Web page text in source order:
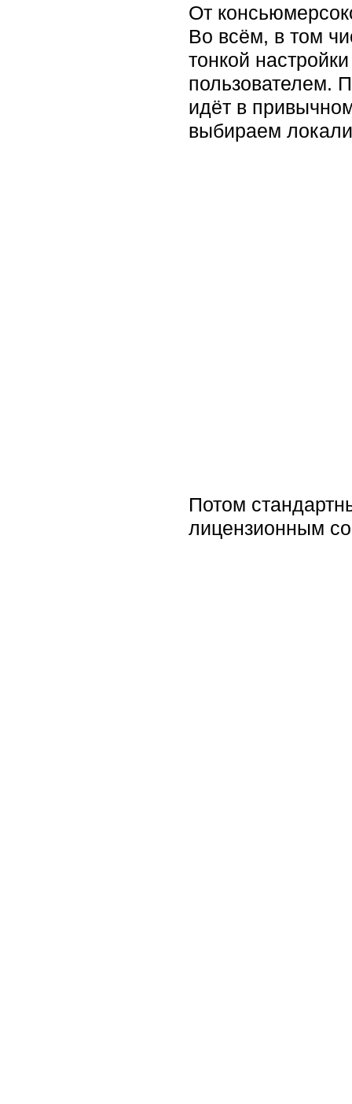
От
Во всём, в том
тонкой
пользователем.
идёт в
выбираем
Потом
лицензионным